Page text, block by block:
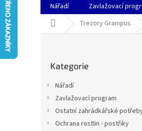
Nářadí Zavlažovací
Domů Trezory Grampus
kategorie
Kategorie
Nářadí
Zavlažovací program
Ostatní zahrádkářské
Ochrana rostlin - postřiky